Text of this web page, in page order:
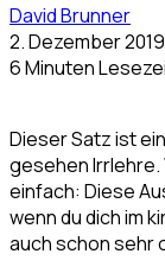
David Brunner
2. Dezember 2019
6 Minuten
Dieser Satz ist
gesehen Irrlehre.
einfach: Diese
wenn du dich im
auch schon sehr